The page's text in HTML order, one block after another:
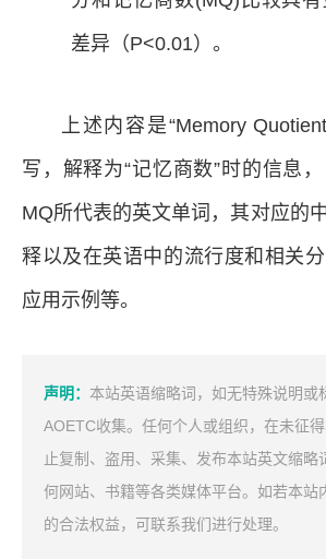
差异（P<0.01）。
上述内容是“Memory
写，解释为“记忆商数”时的信息
MQ所代表的英文单词，其对应的
释以及在英语中的流行度和相关
应用示例等。
声明： 本站英语缩略词，如无特殊说明或
AOETC收集。任何个人或组织，在未征
止复制、盗用、采集、发布本站英文缩略
何网站、书籍等各类媒体平台。如若本站
的合法权益，可联系我们进行处理。